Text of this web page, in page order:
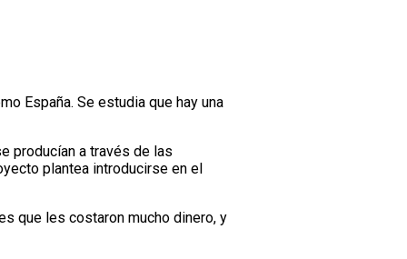
España. Se estudia que hay una
producían a través de las
plantea introducirse en el
que les costaron mucho dinero, y